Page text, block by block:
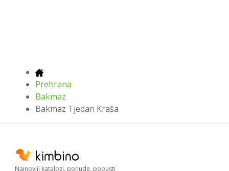
Prehrana
Bakmaz
Bakmaz Tjedan Kraša
Najnoviji katalozi, ponude, popusti